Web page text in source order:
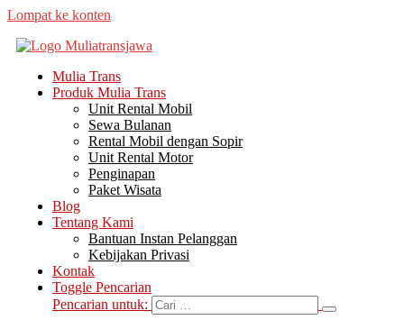
Lompat ke konten
Mulia Trans
Produk Mulia Trans
Unit Rental Mobil
Sewa Bulanan
Rental Mobil dengan Sopir
Unit Rental Motor
Penginapan
Paket Wisata
Blog
Tentang Kami
Bantuan Instan Pelanggan
Kebijakan Privasi
Kontak
Toggle Pencarian
Pencarian untuk: